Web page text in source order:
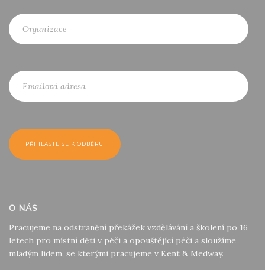
O NÁS
Pracujeme na odstranění překážek vzdělávání a školení po 16
letech pro místní děti v péči a opouštějící péči a sloužíme
mladým lidem, se kterými pracujeme v Kent & Medway.